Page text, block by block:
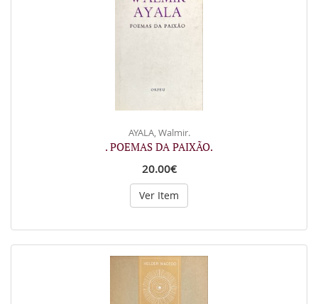
AYALA, Walmir.
. POEMAS DA PAIXÃO.
20.00€
Ver Item